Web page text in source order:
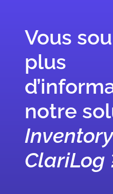
Vous
plus
notre
ClariLog